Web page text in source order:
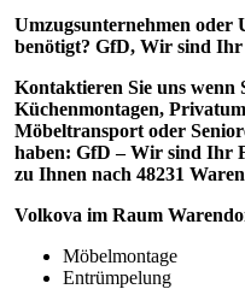
Umzugsunternehmen oder
benötigt? GfD, Wir sind
Kontaktieren Sie uns wenn
Küchenmontagen,
Möbeltransport oder
haben: GfD – Wir sind Ihr
zu Ihnen nach 48231
Volkova im Raum
Möbelmontage
Entrümpelung